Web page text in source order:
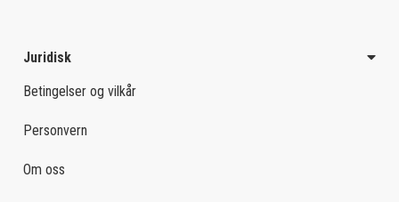
Juridisk
Betingelser og vilkår
Personvern
Om oss